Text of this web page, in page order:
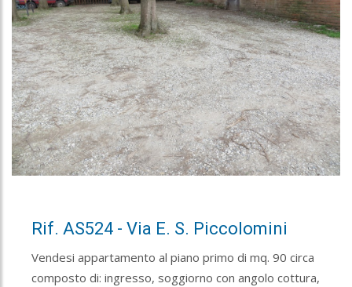
Rif. AS524 - Via E. S. Piccolomini
Vendesi appartamento al piano primo di mq. 90 circa
composto di: ingresso, soggiorno con angolo cottura,